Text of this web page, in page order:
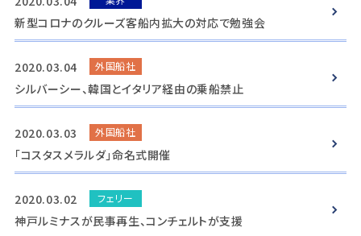
新型コロナのクルーズ客船内拡大の対応で勉強会
2020.03.04 外国船社
シルバーシー、韓国とイタリア経由の乗船禁止
2020.03.03 外国船社
「コスタスメラルダ」命名式開催
2020.03.02 フェリー
神戸ルミナスが民事再生、コンチェルトが支援